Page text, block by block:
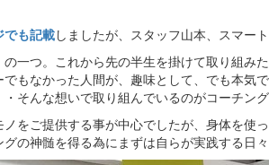
でも記載しましたが、スタッフ山本、スマー
一つ。これから先の半生を掛けて取り組み
もなかった人間が、趣味として、でも本気
そんな想いで取り組んでいるのがコーチン
をご提供する事が中心でしたが、身体を使
の神髄を得る為にまずは自らが実践する日